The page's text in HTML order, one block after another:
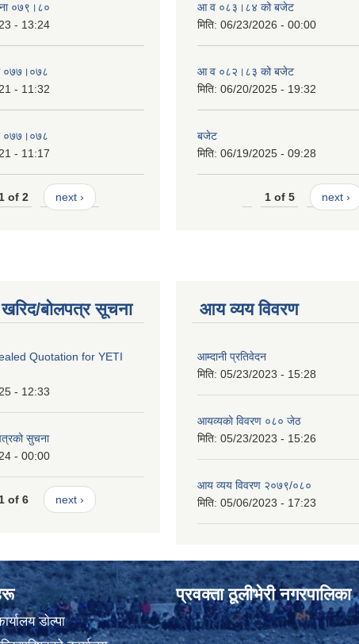
०७९।८०
- 13:24
०७७।०७८
- 11:32
०७७।०७८
- 11:17
1 of 2 next ›
आ व ०८३।८४ को बजेट
मिति: 06/23/2026 - 00:00
आ व ०८२।८३ को बजेट
मिति: 06/20/2025 - 19:32
बजेट
मिति: 06/19/2025 - 09:28
1 of 5 next ›
खरिद/बोलपत्र सूचना
Quotation for YETI
- 12:33
सुचना
- 00:00
1 of 6 next ›
आय व्यय विवरण
आम्दानी प्रतिवेदन
मिति: 05/23/2023 - 15:28
आयव्यकाे विवरण ०८० जेठ
मिति: 05/23/2023 - 15:26
आय व्यय विवरण २०७९/०८०
मिति: 05/06/2023 - 17:23
डाेल्पा
प्रवक्ता ठूलीभेरी नगरपालिका